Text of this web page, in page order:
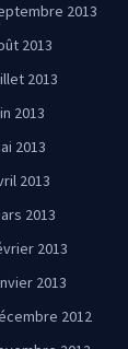
2013
2013
2013
2013
2013
2013
2013
2013
2013
2012